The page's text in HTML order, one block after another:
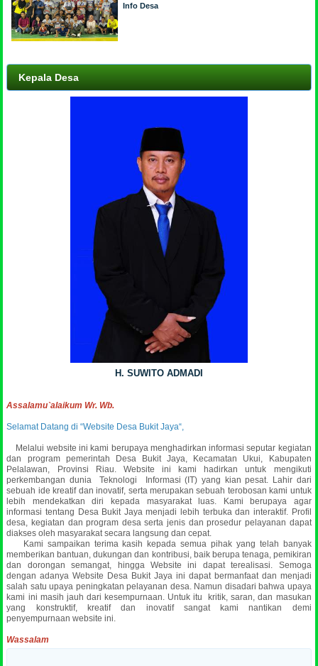
Info Desa
Kepala Desa
H. SUWITO ADMADI
Assalamu`alaikum Wr. Wb.
Selamat Datang di “Website Desa Bukit Jaya“,
Melalui website ini kami berupaya menghadirkan informasi seputar kegiatan
dan program pemerintah Desa Bukit Jaya, Kecamatan Ukui, Kabupaten
Pelalawan, Provinsi Riau. Website ini kami hadirkan untuk mengikuti
perkembangan dunia Teknologi Informasi (IT) yang kian pesat. Lahir dari
sebuah ide kreatif dan inovatif, serta merupakan sebuah terobosan kami untuk
lebih mendekatkan diri kepada masyarakat luas.
Kami berupaya agar
informasi tentang Desa Bukit Jaya menjadi lebih terbuka dan interaktif. Profil
desa, kegiatan dan program desa serta jenis dan prosedur pelayanan dapat
diakses oleh masyarakat secara langsung dan cepat.
Kami sampaikan terima kasih kepada semua pihak yang telah banyak
memberikan bantuan, dukungan dan kontribusi, baik berupa tenaga, pemikiran
dan dorongan semangat, hingga Website ini dapat terealisasi. Semoga
dengan adanya Website Desa Bukit Jaya ini dapat bermanfaat dan menjadi
salah satu upaya peningkatan pelayanan desa. Namun disadari bahwa upaya
kami ini masih jauh dari kesempurnaan. Untuk itu kritik, saran, dan masukan
yang konstruktif, kreatif dan inovatif sangat kami nantikan demi
penyempurnaan website ini.
Wassalam